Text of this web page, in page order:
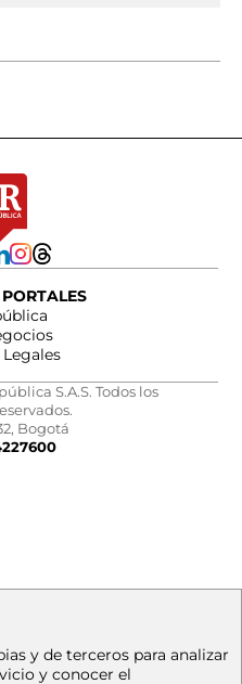
S.A.S. Todos los
Bogotá
y de terceros para analizar
y conocer el